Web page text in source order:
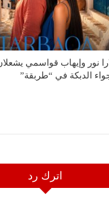
نور وإيهاب قواسمي
الدبكة في “طربقة”
اترك رد